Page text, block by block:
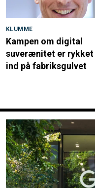
KLUMME
Kampen om digital
suverænitet er rykket
ind på fabriksgulvet